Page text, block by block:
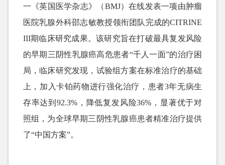
一《英国医学杂志》（BMJ）在线发表一项由肿瘤
医院乳腺外科邵志敏教授领衔团队完成的CITRINE
III期临床研究成果。该研究旨在打破最具复发风险
的早期三阴性乳腺癌高危患者“千人一面”的治疗困
局，临床研究发现，试验组方案在标准治疗的基础
上，加入卡铂药物进行强化治疗，患者3年无病生
存率达到92.3%，降低复发风险36%，显著优于对
照组，为全球早期三阴性乳腺癌患者精准治疗提供
了“中国方案”。